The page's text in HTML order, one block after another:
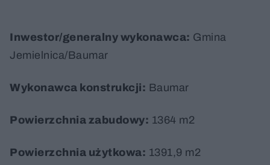
Inwestor/generalny wykonawca: Gmina
Jemielnica/Baumar
Wykonawca konstrukcji: Baumar
Powierzchnia zabudowy: 1364 m2
Powierzchnia użytkowa: 1391,9 m2